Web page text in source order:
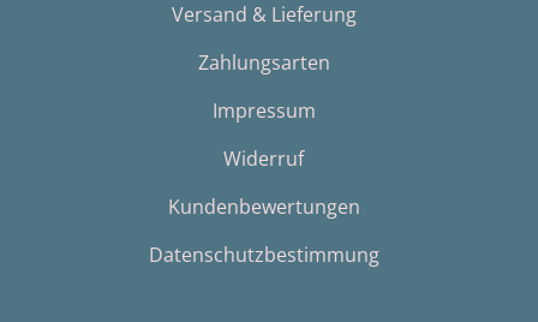
Versand & Lieferung
Zahlungsarten
Impressum
Widerruf
Kundenbewertungen
Datenschutzbestimmung